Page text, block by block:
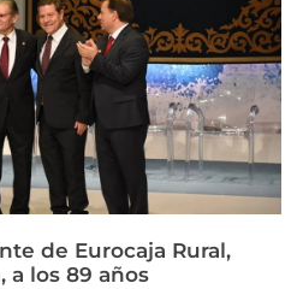
de Eurocaja Rural,
a los 89 años